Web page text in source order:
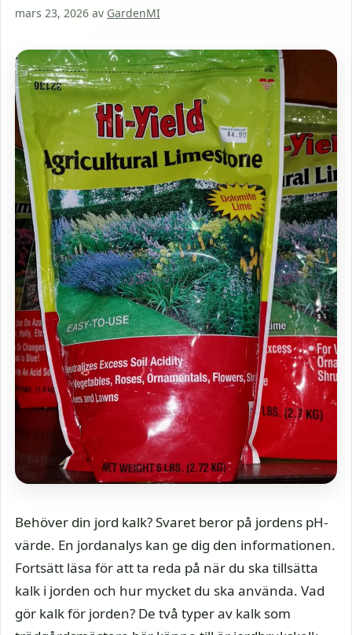
mars 23, 2026 av GardenMI
Behöver din jord kalk? Svaret beror på jordens pH-
värde. En jordanalys kan ge dig den informationen.
Fortsätt läsa för att ta reda på när du ska tillsätta
kalk i jorden och hur mycket du ska använda. Vad
gör kalk för jorden? De två typer av kalk som